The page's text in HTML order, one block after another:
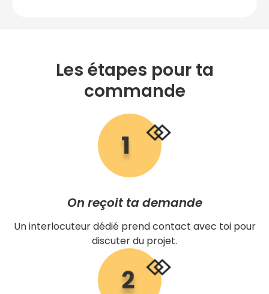
Les étapes pour ta
commande
On reçoit ta demande
Un interlocuteur dédié prend contact avec toi pour
discuter du projet.